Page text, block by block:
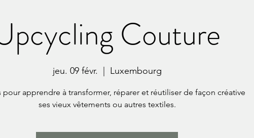
Couture
jeu. 09 févr. Luxembourg
pour apprendre à transformer, réparer et réutiliser de façon créative
ses vieux vêtements ou autres textiles.